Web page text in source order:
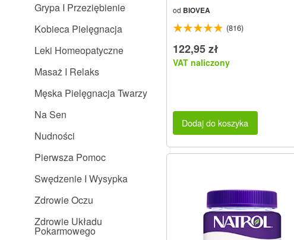
dostępu.
Grypa I Przeziębienie
Kobieca Pielęgnacja
Leki Homeopatyczne
Masaż I Relaks
Męska Pielęgnacja Twarzy
Na Sen
Nudności
Pierwsza Pomoc
Swędzenie I Wysypka
Zdrowie Oczu
Zdrowie Układu
Pokarmowego
od BIOVEA
(816)
122,95 zł
VAT naliczony
Dodaj do koszyka